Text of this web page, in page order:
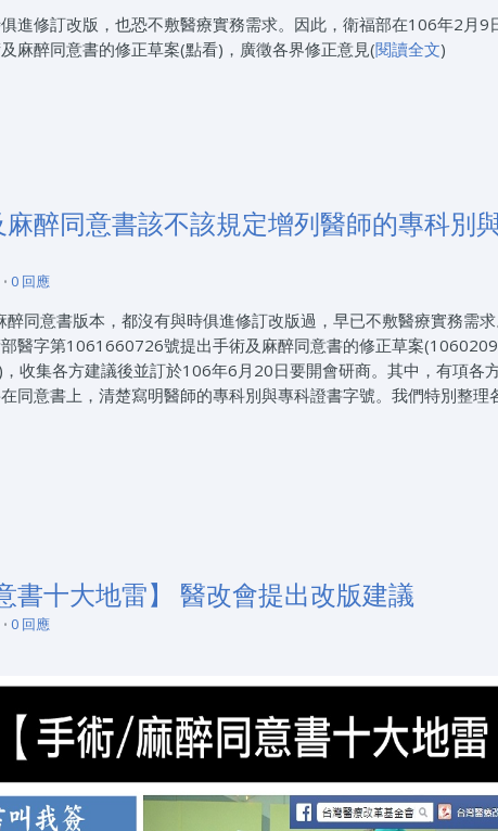
進修訂改版，也恐不敷醫療實務需求。因此，衛福部在106年2月9
麻醉同意書的修正草案(點看)，廣徵各界修正意見(閱讀全文)
麻醉同意書該不該規定增列醫師的專科別
0 回應
同意書版本，都沒有與時俱進修訂改版過，早已不敷醫療實務需
醫字第1061660726號提出手術及麻醉同意書的修正草案
收集各方建議後並訂於106年6月20日要開會研商。其中，有項各
同意書上，清楚寫明醫師的專科別與專科證書字號。我們特別整理
書十大地雷】 醫改會提出改版建議
0 回應